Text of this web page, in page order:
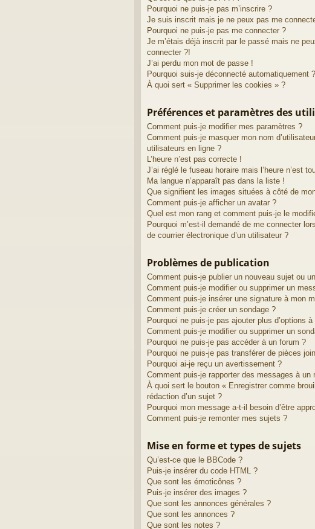
Pourquoi ne puis-je pas m’inscrire ?
Je suis inscrit mais je ne peux pas me
Pourquoi ne puis-je pas me connecter ?
Je m’étais déjà inscrit par le passé mais ne
connecter ?!
J’ai perdu mon mot de passe !
Pourquoi suis-je déconnecté automatiquement ?
À quoi sert « Supprimer les cookies » ?
Préférences et paramètres des
Comment puis-je modifier mes paramètres ?
Comment puis-je masquer mon nom
utilisateurs en ligne ?
L’heure n’est pas correcte !
J’ai réglé le fuseau horaire mais l’heure n’est
Ma langue n’apparaît pas dans la liste !
Que signifient les images situées à côté de
Comment puis-je afficher un avatar ?
Quel est mon rang et comment puis-je le
Pourquoi m’est-il demandé de me connecter
de courrier électronique d’un utilisateur ?
Problèmes de publication
Comment puis-je publier un nouveau sujet ou
Comment puis-je modifier ou supprimer un
Comment puis-je insérer une signature à mon
Comment puis-je créer un sondage ?
Pourquoi ne puis-je pas ajouter plus d’options
Comment puis-je modifier ou supprimer un
Pourquoi ne puis-je pas accéder à un forum ?
Pourquoi ne puis-je pas transférer de pièces
Pourquoi ai-je reçu un avertissement ?
Comment puis-je rapporter des messages à un
À quoi sert le bouton « Enregistrer comme
rédaction d’un sujet ?
Pourquoi mon message a-t-il besoin d’être
Comment puis-je remonter mes sujets ?
Mise en forme et types de sujets
Qu’est-ce que le BBCode ?
Puis-je insérer du code HTML ?
Que sont les émoticônes ?
Puis-je insérer des images ?
Que sont les annonces générales ?
Que sont les annonces ?
Que sont les notes ?